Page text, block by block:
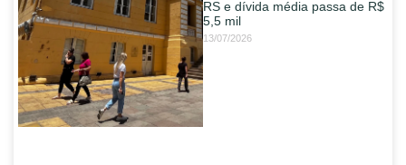
RS e dívida média passa de R$
5,5 mil
13/07/2026